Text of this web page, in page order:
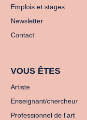
Emplois et stages
Newsletter
Contact
VOUS ÊTES
Artiste
Enseignant/chercheur
Professionnel de l'art